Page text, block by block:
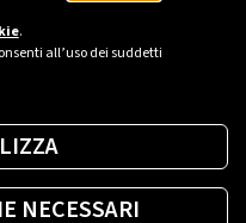
.
all’uso dei suddetti
NECESSARI
una PA?
giusta per te.